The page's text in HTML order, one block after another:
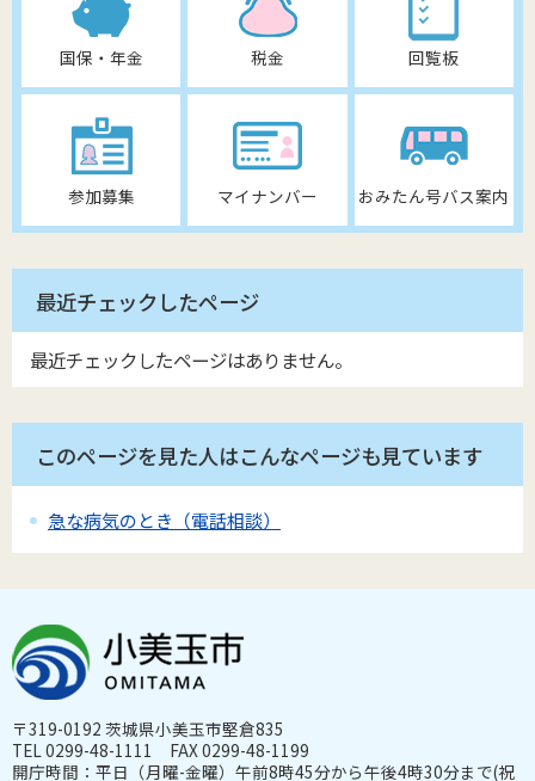
国保・年金 税金 回覧板
参加募集 マイナンバー おみたん号バス案内
最近チェックしたページ
最近チェックしたページはありません。
このページを見た人はこんなページも見ています
急な病気のとき（電話相談）
〒319-0192 茨城県小美玉市堅倉835
TEL 0299-48-1111 FAX 0299-48-1199
開庁時間：平日（月曜-金曜）午前8時45分から午後4時30分まで(祝